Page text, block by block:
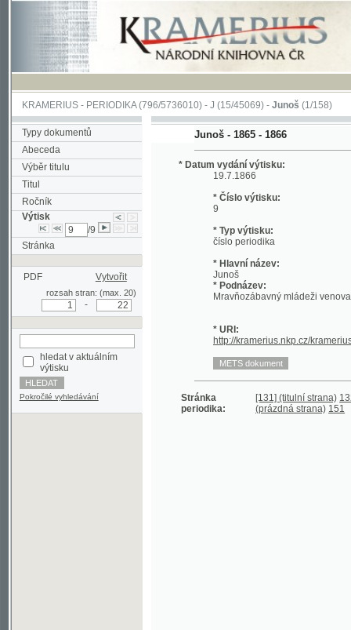
KRAMERIUS-PERIODIKA(796/5736010) -J(15/45069) -Junoš(1/158)
Typy dokumentů
Abeceda
Výběr titulu
Titul
Ročník
Výtisk
/9
Stránka
PDF
rozsah stran: (max. 20)
výtisku
Pokročilé vyhledávání
Junoš - 1865 - 1866
* Datum vydání výtisku:
19.7.1866
* Číslo výtisku:
* Typ výtisku:
* Hlavní název:
* Podnázev:
Mravňozábavný mládeži venovaný
* URI:
[131] (titulní strana)
(prázdná strana)